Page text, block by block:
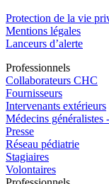
Protection de la vie
Mentions légales
Lanceurs d’alerte
Professionnels
Collaborateurs CHC
Fournisseurs
Intervenants extérieurs
Médecins généralistes
Presse
Réseau pédiatrie
Stagiaires
Volontaires